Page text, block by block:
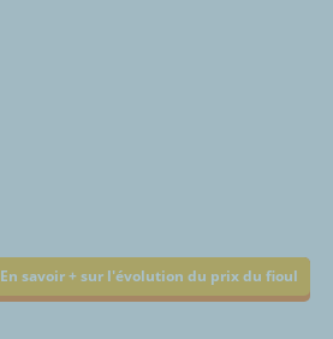
En savoir + sur l'évolution du prix du fioul